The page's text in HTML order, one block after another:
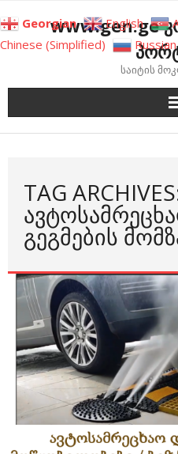
to
content
www.gen.ge
საიტის
TAG
ᲒᲔᲒᲛᲔᲑᲘᲡ
Georgian English
Chinese (Simplified)
Russian